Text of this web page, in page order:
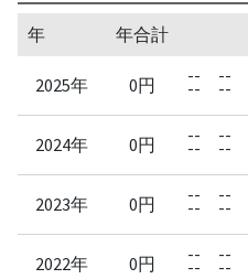
年 年合計
2025年 0円 --
--
--
--
2024年 0円 --
--
--
--
2023年 0円 --
--
--
--
2022年 0円 --
--
--
--